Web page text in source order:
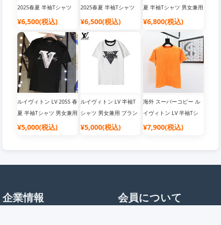
2025春夏 半袖Tシャツ
男女兼用
¥6,500(税込)
2025春夏 半袖Tシャツ
男女兼用
¥6,500(税込)
夏 半袖Tシャツ 男女兼用
¥6,800(税込)
ルイヴィトン LV 20SS 春
夏 半袖Tシャツ 男女兼用
¥5,000(税込)
ルイヴィトン LV 半袖T
シャツ 男女兼用 ブラン
ドトップス
¥5,000(税込)
海外 スーパーコピー ル
イヴィトン LV 半袖Tシ
ャツ 人気新品 コットン
¥7,900(税込)
企業情報 会員について